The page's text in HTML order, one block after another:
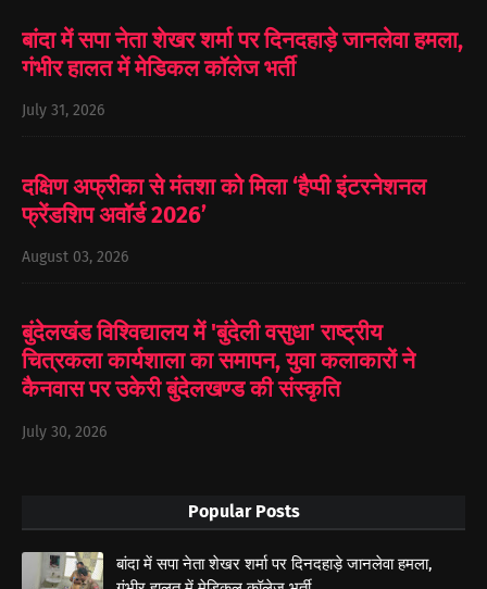
बांदा में सपा नेता शेखर शर्मा पर दिनदहाड़े जानलेवा हमला,
गंभीर हालत में मेडिकल कॉलेज भर्ती
July 31, 2026
दक्षिण अफ्रीका से मंतशा को मिला ‘हैप्पी इंटरनेशनल
फ्रेंडशिप अवॉर्ड 2026’
August 03, 2026
बुंदेलखंड विश्विद्यालय में 'बुंदेली वसुधा' राष्ट्रीय
चित्रकला कार्यशाला का समापन, युवा कलाकारों ने
कैनवास पर उकेरी बुंदेलखण्ड की संस्कृति
July 30, 2026
Popular Posts
बांदा में सपा नेता शेखर शर्मा पर दिनदहाड़े जानलेवा हमला,